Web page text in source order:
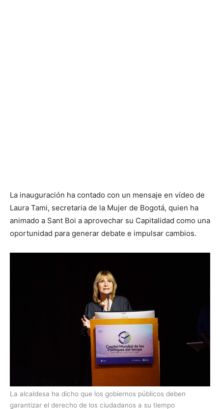
La inauguración ha contado con un mensaje en vídeo de
Laura Tami, secretaria de la Mujer de Bogotá, quien ha
animado a Sant Boi a aprovechar su Capitalidad como una
oportunidad para generar debate e impulsar cambios.
La alcaldesa ha dicho que los gobiernos públicos deben
garantizar el derecho de los ciudadanos a su tiempo